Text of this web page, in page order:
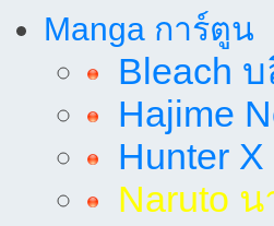
Manga การ์ตูน
Bleach
Hajime
Hunter
Naruto น